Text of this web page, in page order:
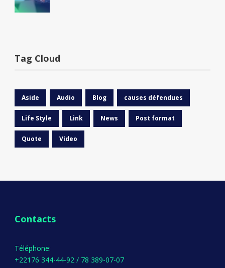
Tag Cloud
Aside Audio Blog causes défendues
Life Style Link News Post format
Quote Video
Contacts
Téléphone:
+22176 344-44-92 / 78 389-07-07